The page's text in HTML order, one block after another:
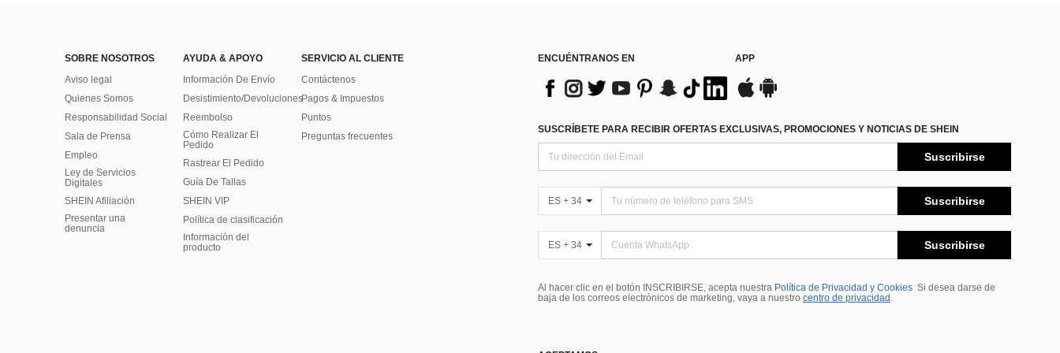
SOBRE NOSOTROS
Aviso legal
Quienes Somos
Responsabilidad Social
Sala de Prensa
Empleo
Ley de Servicios
Digitales
SHEIN Afiliación
Presentar una
denuncia
AYUDA & APOYO
Información De Envío
Desistimiento/Devoluciones
Reembolso
Cómo Realizar El
Pedido
Rastrear El Pedido
Guía De Tallas
SHEIN VIP
Política de clasificación
​Información del
producto
SERVICIO AL CLIENTE
Contáctenos
Pagos & Impuestos
Puntos
Preguntas frecuentes
ENCUÉNTRANOS EN APP
SUSCRÍBETE PARA RECIBIR OFERTAS EXCLUSIVAS, PROMOCIONES Y NOTICIAS DE SHEIN
Suscribirse
ES + 34 Suscribirse
ES + 34 Suscribirse
Al hacer clic en el botón INSCRIBIRSE, acepta nuestra Política de Privacidad y Cookies Si desea darse de
baja de los correos electrónicos de marketing, vaya a nuestro centro de privacidad .